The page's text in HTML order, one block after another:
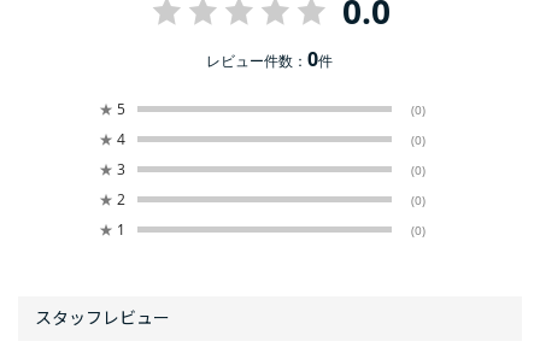
0.0
レビュー件数：0件
★ 5 (0)
★ 4 (0)
★ 3 (0)
★ 2 (0)
★ 1 (0)